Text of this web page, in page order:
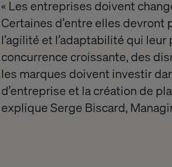
« Les entreprises doivent
Certaines d’entre elles
l’agilité et l’adaptabilité qui
concurrence croissante, des
les marques doivent investir
d’entreprise et la création de
explique Serge Biscard,